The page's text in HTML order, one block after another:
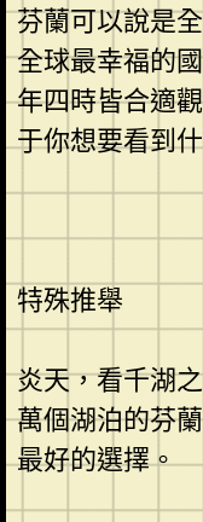
芬蘭可以說是
全球最幸福的
年四時皆合適
于你想要看到
特殊推舉
炎天，看千湖
萬個湖泊的芬
最好的選擇。